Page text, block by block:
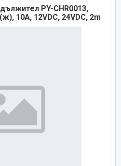
PY-CHR0013,
10A, 12VDC, 24VDC, 2m